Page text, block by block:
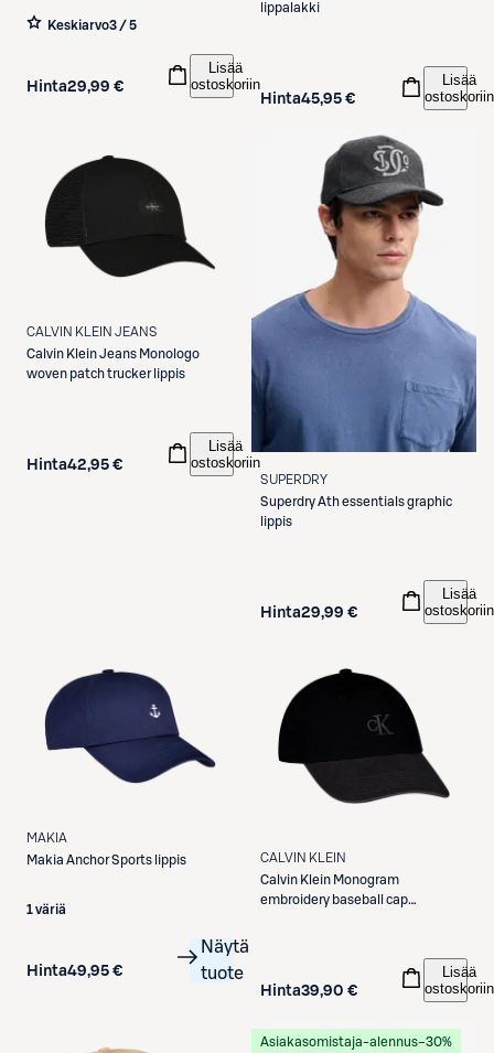
Keskiarvo3 / 5
Hinta29,99 €
Lisää
ostoskoriin
lippalakki
Hinta45,95 €
Lisää
ostoskoriin
CALVIN KLEIN JEANS
Calvin Klein Jeans Monologo
woven patch trucker lippis
Hinta42,95 €
Lisää
ostoskoriin
SUPERDRY
SuperdryAth essentials graphic
lippis
Hinta29,99 €
Lisää
ostoskoriin
MAKIA
Makia Anchor Sports lippis
1 väriä
Hinta49,95 €
Näytä
tuote
CALVIN KLEIN
Calvin Klein Monogram
embroidery baseball cap
Hinta39,90 €
Lisää
ostoskoriin
Asiakasomistaja-alennus−30%